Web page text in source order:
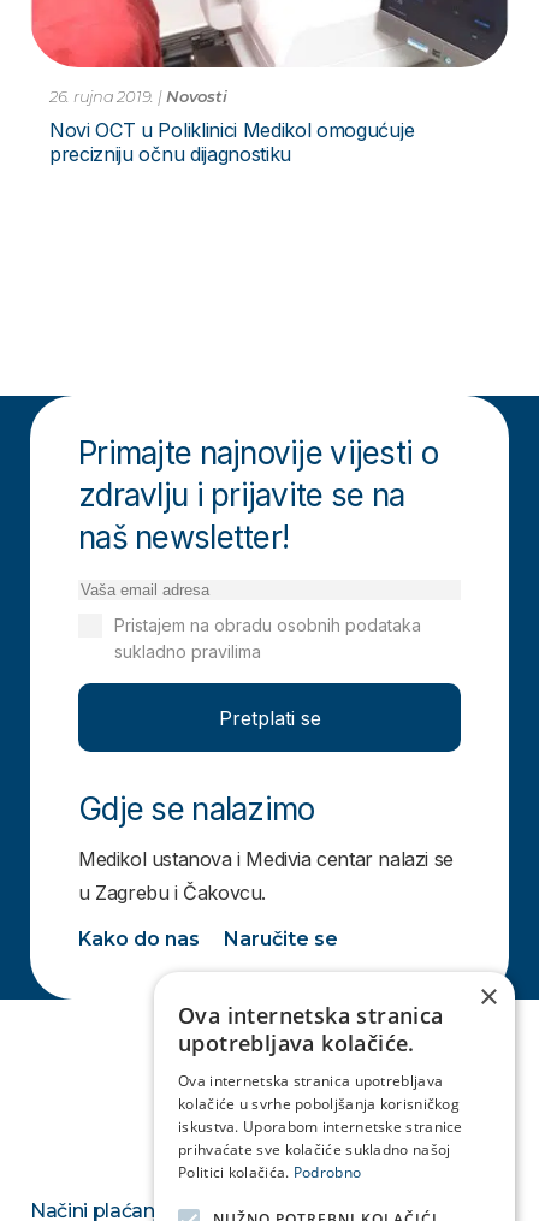
26. rujna 2019. |Novosti
Novi OCT u Poliklinici Medikol omogućuje
precizniju očnu dijagnostiku
Primajte najnovije vijesti o
zdravlju i prijavite se na
naš newsletter!
Pretplati se
Pristajem na obradu osobnih podataka
sukladno pravilima
Gdje se nalazimo
Medikol ustanova i Medivia centar nalazi se
u Zagrebu i Čakovcu.
Kako do nas Naručite se
Načini plaćanja
×
Ova internetska stranica
upotrebljava kolačiće.
Ova internetska stranica upotrebljava
kolačiće u svrhe poboljšanja korisničkog
iskustva. Uporabom internetske stranice
prihvaćate sve kolačiće sukladno našoj
Politici kolačića. Podrobno